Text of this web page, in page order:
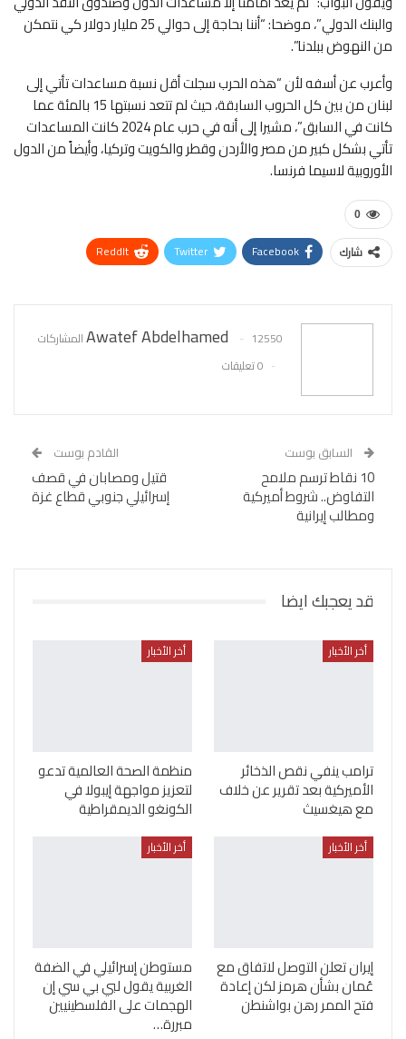
والبنك الدولي”، موضحا: “أننا بحاجة إلى حوالي 25 مليار دولار كي نتمكن
من النهوض ببلدنا”.
وأعرب عن أسفه لأن “هذه الحرب سجلت أقل نسبة مساعدات تأتي إلى
لبنان من بين كل الحروب السابقة، حيث لم تتعد نسبتها 15 بالمئة عما
كانت في السابق”، مشيرا إلى أنه في حرب عام 2024 كانت المساعدات
تأتي بشكل كبير من مصر والأردن وقطر والكويت وتركيا، وأيضاً من الدول
الأوروبية لاسيما فرنسا.
0
شارك Facebook
Twitter
ReddIt
Awatef Abdelhamed
12550 المشاركات
0 تعليقات
السابق بوست
10 نقاط ترسم ملامح
التفاوض.. شروط أميركية
ومطالب إيرانية
القادم بوست
قتيل ومصابان في قصف
إسرائيلي جنوبي قطاع غزة
قد يعجبك ايضا
أخر الأخبار
ترامب ينفي نقص الذخائر
الأميركية بعد تقرير عن خلاف
مع هيغسيث
أخر الأخبار
منظمة الصحة العالمية تدعو
لتعزيز مواجهة إيبولا في
الكونغو الديمقراطية
أخر الأخبار
إيران تعلن التوصل لاتفاق مع
عُمان بشأن هرمز لكن إعادة
فتح الممر رهن بواشنطن
أخر الأخبار
مستوطن إسرائيلي في الضفة
الغربية يقول لبي بي سي إن
الهجمات على الفلسطينيين
مبررة…